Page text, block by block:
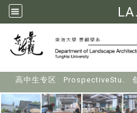
高中生专区 ProspectiveStu.